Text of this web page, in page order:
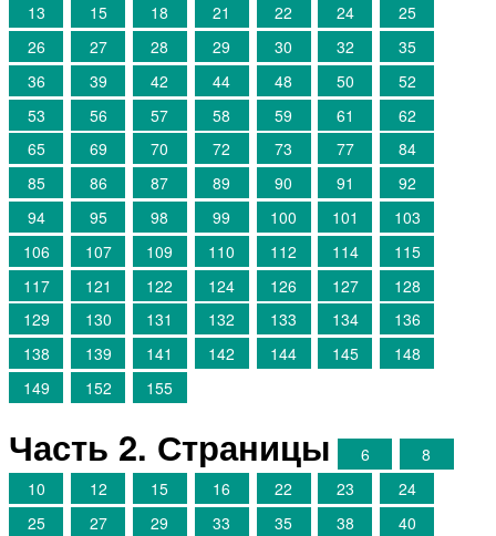
13
15 18 21 22 24
25
26
27 28 29 30 32
35
36
39 42 44 48 50
52
53
56 57 58 59 61
62
65
69 70 72 73 77
84
85
86 87 89 90 91
92
94
95 98 99 100 101
103
106
107 109 110 112 114
115
117
121 122 124 126 127
128
129
130 131 132 133 134
136
138
139 141 142 144 145
148
149
152 155
Часть 2. Страницы 6
8
10
12 15 16 22 23
24
25
27 29 33 35 38
40